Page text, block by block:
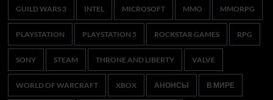
GUILD WARS 3 INTEL MICROSOFT MMO MMORPG
PLAYSTATION PLAYSTATION 5 ROCKSTAR GAMES RPG
SONY STEAM THRONE AND LIBERTY VALVE
WORLD OF WARCRAFT XBOX АНОНСЫ В МИРЕ